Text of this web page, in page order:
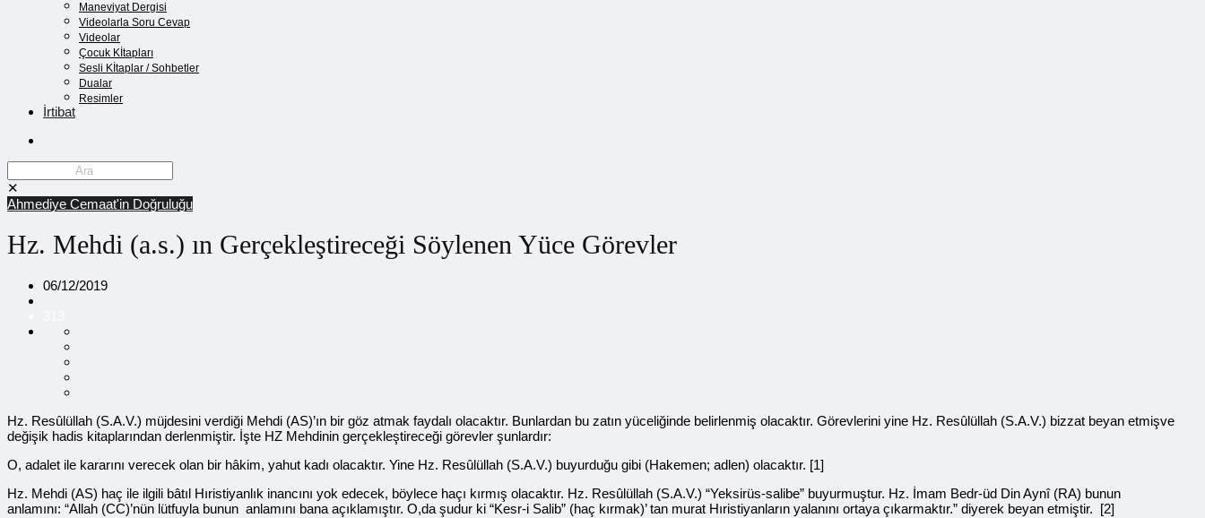
Maneviyat Dergisi
Videolarla Soru Cevap
Videolar
Çocuk Kİtapları
Sesli Kİtaplar / Sohbetler
Dualar
Resimler
İrtibat
✕
Ahmediye Cemaat'in Doğruluğu
Hz. Mehdi (a.s.) ın Gerçekleştireceği Söylenen Yüce Görevler
06/12/2019
Hz. Resûlüllah (S.A.V.) müjdesini verdiği Mehdi (AS)’ın bir göz atmak faydalı olacaktır. Bunlardan bu zatın yüceliğinde belirlenmiş olacaktır. Görevlerini yine Hz. Resûlüllah (S.A.V.) bizzat beyan etmişve
değişik hadis kitaplarından derlenmiştir. İşte HZ Mehdinin gerçekleştireceği görevler şunlardır:
O, adalet ile kararını verecek olan bir hâkim, yahut kadı olacaktır. Yine Hz. Resûlüllah (S.A.V.) buyurduğu gibi (Hakemen; adlen) olacaktır. [1]
Hz. Mehdi (AS) haç ile ilgili bâtıl Hıristiyanlık inancını yok edecek, böylece haçı kırmış olacaktır. Hz. Resûlüllah (S.A.V.) “Yeksirüs-salibe” buyurmuştur. Hz. İmam Bedr-üd Din Aynî (RA) bunun
anlamını: “Allah (CC)’nün lütfuyla bunun anlamını bana açıklamıştır. O,da şudur ki “Kesr-i Salib” (haç kırmak)’ tan murat Hıristiyanların yalanını ortaya çıkarmaktır.” diyerek beyan etmiştir. [2]